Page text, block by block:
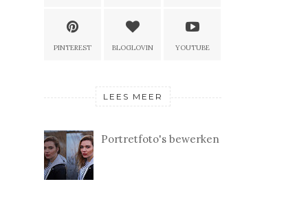
PINTEREST BLOGLOVIN YOUTUBE
LEES MEER
Portretfoto's bewerken